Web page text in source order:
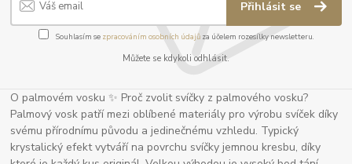
Přihlásit se
Souhlasím se zpracováním osobních údajůza účelem rozesílky newsletteru.
Můžete se kdykoli odhlásit.
O palmovém vosku ✨ Proč zvolit svíčky z palmového vosku?
Palmový vosk patří mezi oblíbené materiály pro výrobu svíček díky
svému přírodnímu původu a jedinečnému vzhledu. Typický
krystalický efekt vytváří na povrchu svíčky jemnou kresbu, díky